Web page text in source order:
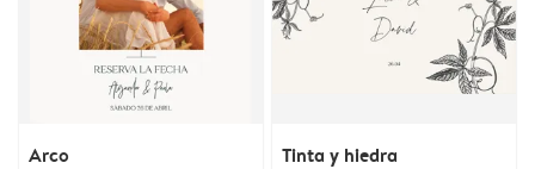
Arco Tinta y hiedra